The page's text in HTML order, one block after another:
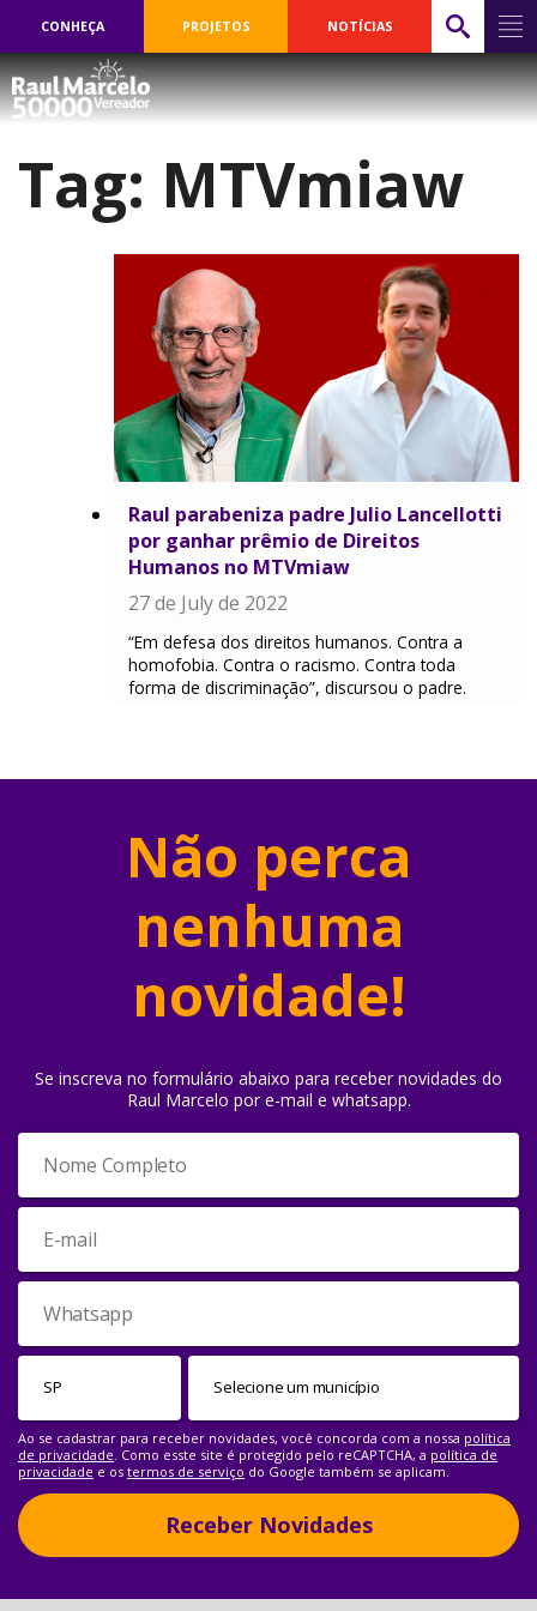
CONHEÇA PROJETOS NOTÍCIAS
Tag: MTVmiaw
Raul parabeniza padre Julio Lancellotti
por ganhar prêmio de Direitos
Humanos no MTVmiaw
27 de July de 2022
“Em defesa dos direitos humanos. Contra a
homofobia. Contra o racismo. Contra toda
forma de discriminação”, discursou o padre.
Não perca
nenhuma
novidade!
Se inscreva no formulário abaixo para receber novidades do
Raul Marcelo por e-mail e whatsapp.
Ao se cadastrar para receber novidades, você concorda com a nossa política
de privacidade. Como esste site é protegido pelo reCAPTCHA, a política de
privacidade e os termos de serviço do Google também se aplicam.
Receber Novidades